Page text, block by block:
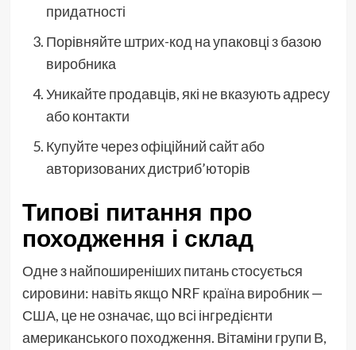
придатності
Порівняйте штрих-код на упаковці з базою
виробника
Уникайте продавців, які не вказують адресу
або контакти
Купуйте через офіційний сайт або
авторизованих дистриб’юторів
Типові питання про
походження і склад
Одне з найпоширеніших питань стосується
сировини: навіть якщо NRF країна виробник —
США, це не означає, що всі інгредієнти
американського походження. Вітаміни групи В,